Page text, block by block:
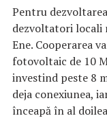
Pentru
dezvoltatori locali
Ene. Cooperarea
fotovoltaic de 10
investind peste 8
deja conexiunea,
înceapă în al